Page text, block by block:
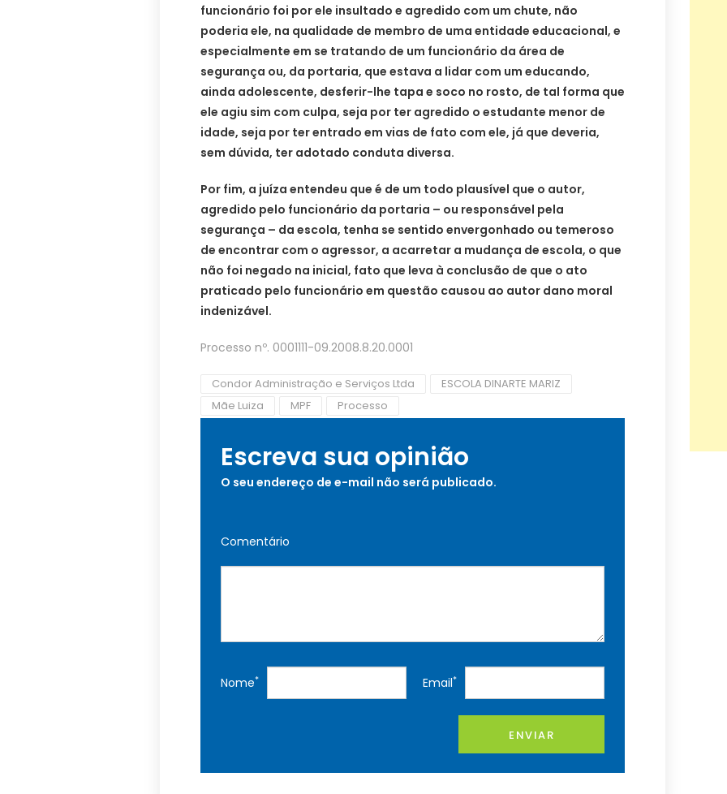
funcionário foi por ele insultado e agredido com um chute, não
poderia ele, na qualidade de membro de uma entidade educacional, e
especialmente em se tratando de um funcionário da área de
segurança ou, da portaria, que estava a lidar com um educando,
ainda adolescente, desferir-lhe tapa e soco no rosto, de tal forma que
ele agiu sim com culpa, seja por ter agredido o estudante menor de
idade, seja por ter entrado em vias de fato com ele, já que deveria,
sem dúvida, ter adotado conduta diversa.
Por fim, a juíza entendeu que é de um todo plausível que o autor,
agredido pelo funcionário da portaria – ou responsável pela
segurança – da escola, tenha se sentido envergonhado ou temeroso
de encontrar com o agressor, a acarretar a mudança de escola, o que
não foi negado na inicial, fato que leva à conclusão de que o ato
praticado pelo funcionário em questão causou ao autor dano moral
indenizável.
Processo nº. 0001111-09.2008.8.20.0001
Condor Administração e Serviços Ltda
ESCOLA DINARTE MARIZ
Mãe Luiza
MPF Processo
Escreva sua opinião
O seu endereço de e-mail não será publicado.
Comentário
Nome* Email*
ENVIAR